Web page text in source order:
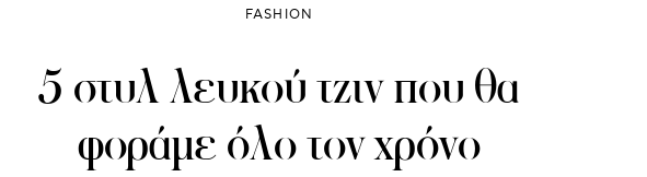
FASHION
5 στυλ λευκού τζιν που θα
φοράμε όλο τον χρόνο